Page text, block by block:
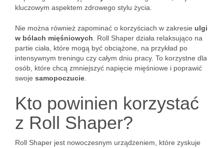
kluczowym aspektem zdrowego stylu życia.
Nie można również zapominać o korzyściach w zakresie ulgi
w bólach mięśniowych . Roll Shaper działa relaksująco na
partie ciała, które mogą być obciążone, na przykład po
intensywnym treningu czy całym dniu pracy. To korzystne dla
osób, które chcą zmniejszyć napięcie mięśniowe i poprawić
swoje samopoczucie
Kto powinien korzystać
z Roll Shaper?
Roll Shaper jest nowoczesnym urządzeniem, które zyskuje